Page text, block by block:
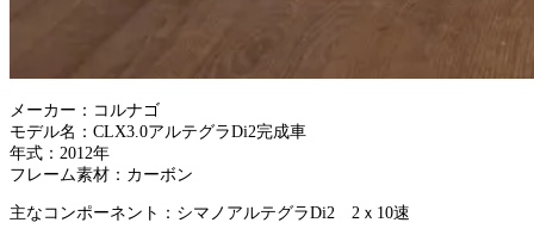
メーカー：コルナゴ
モデル名：CLX3.0アルテグラDi2完成車
年式：2012年
フレーム素材：カーボン
主なコンポーネント：シマノアルテグラDi2 2ｘ10速